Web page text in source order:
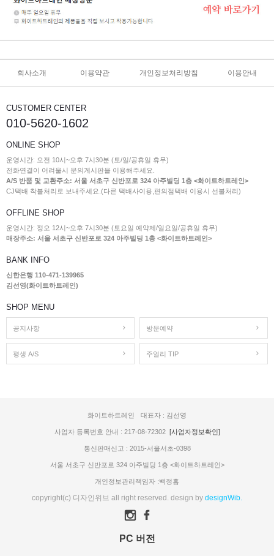
회사소개 이용약관 개인정보처리방침 이용안내
CUSTOMER CENTER
010-5620-1602
ONLINE SHOP
운영시간: 오전 10시~오후 7시30분 (토/일/공휴일 휴무)
전화연결이 어려울시 문의게시판을 이용해주세요.
A/S 반품 및 교환주소: 서울 서초구 신반포로 324 아주빌딩 1층 <화이트하트레인>
CJ택배 착불처리로 보내주세요.(다른 택배사이용,편의점택배 이용시 선불처리)
OFFLINE SHOP
운영시간: 정오 12시~오후 7시30분 (토요일 예약제/일요일/공휴일 휴무)
매장주소: 서울 서초구 신반포로 324 아주빌딩 1층 <화이트하트레인>
BANK INFO
신한은행 110-471-139965
김선영(화이트하트레인)
SHOP MENU
공지사항 방문예약
평생 A/S 주얼리 TIP
화이트하트레인 대표자 : 김선영
사업자 등록번호 안내 : 217-08-72302 [사업자정보확인]
통신판매신고 : 2015-서울서초-0398
서울 서초구 신반포로 324 아주빌딩 1층 <화이트하트레인>
개인정보관리책임자 :백정흠
copyright(c) 디자인위브 all right reserved. design by designWib.
PC 버전